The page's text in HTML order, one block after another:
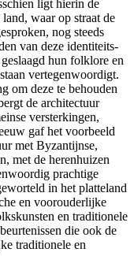
ligt hierin de
waar op straat de
nog steeds
van deze identiteits-
hun folklore en
vertegenwoordigt.
om deze te behouden
de architectuur
versterkingen,
gaf het voorbeeld
met Byzantijnse,
met de herenhuizen
prachtige
in het platteland
en voorouderlijke
en traditionele
die ook de
traditionele en